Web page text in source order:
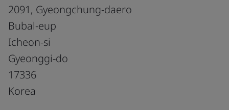
2091, Gyeongchung-daero
Bubal-eup
Icheon-si
Gyeonggi-do
17336
Korea